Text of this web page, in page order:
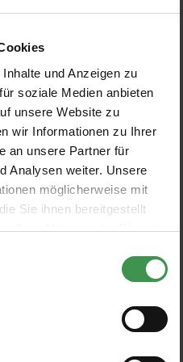
und Anzeigen zu
soziale Medien anbieten
unsere Website zu
wir Informationen zu Ihrer
an unsere Partner für
Analysen weiter. Unsere
möglicherweise mit
Sie ihnen bereitgestellt
Ihrer Nutzung der Dienste
Rebel Walls
540,00 €
FlugzeugAero Show
Rebel Walls
405,00 €
Papier peint panoramique
270,00 €
Papier peint panoramique